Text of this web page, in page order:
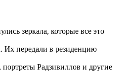
зеркала, которые все это
Их передали в резиденцию
портреты Радзивиллов и другие